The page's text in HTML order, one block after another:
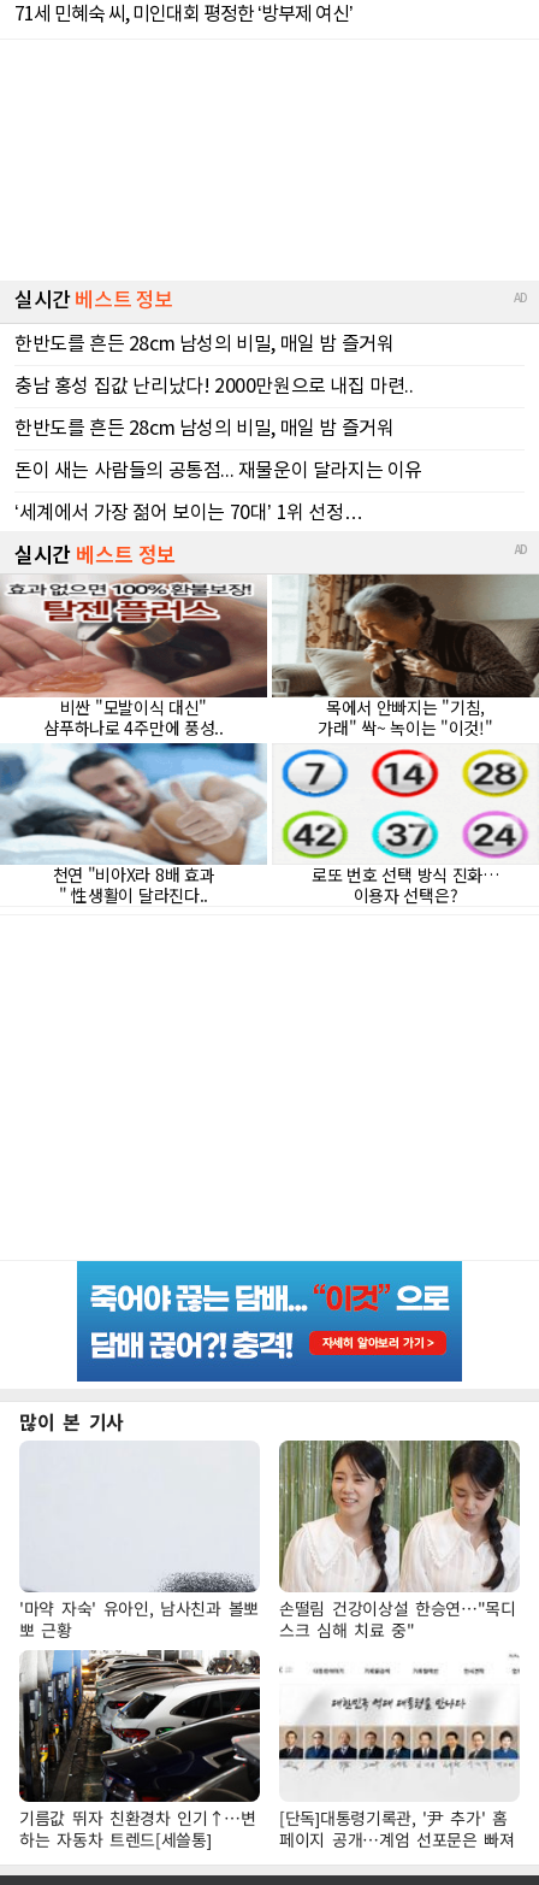
많이 본 기사
'마약 자숙' 유아인, 남사친과 볼뽀
뽀 근황
손떨림 건강이상설 한승연…"목디
스크 심해 치료 중"
기름값 뛰자 친환경차 인기↑…변
하는 자동차 트렌드[세쓸통]
[단독]대통령기록관, '尹 추가' 홈
페이지 공개…계엄 선포문은 빠져